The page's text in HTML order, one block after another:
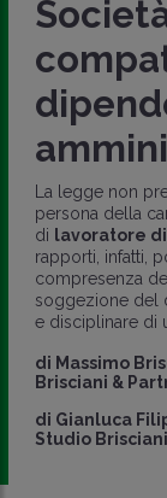
La legge non
persona della
di lavoratore
rapporti, infatti,
compresenza
soggezione del
e disciplinare di
di Massimo
Brisciani &
di Gianluca
Studio